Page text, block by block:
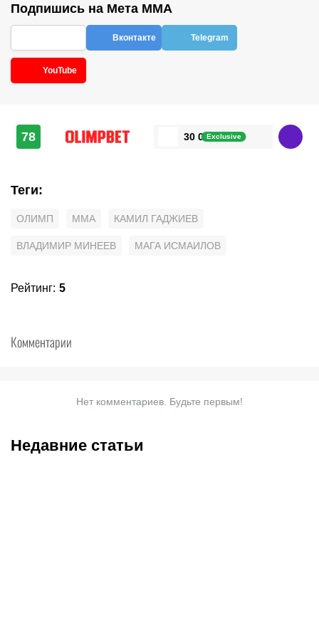
Подпишись на Мета ММА
Вконтакте Telegram
YouTube
78 30 000 ₽Exclusive
Теги:
ОЛИМП MMA КАМИЛ ГАДЖИЕВ
ВЛАДИМИР МИНЕЕВ МАГА ИСМАИЛОВ
Рейтинг: 5
Комментарии
Нет комментариев. Будьте первым!
Недавние статьи